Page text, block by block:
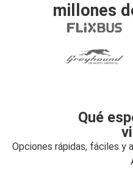
millones
Qué
Opciones rápidas, fáciles y